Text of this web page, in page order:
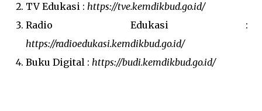
TV Edukasi : https://tve.kemdikbud.go.id/
Radio Edukasi :
https://radioedukasi.kemdikbud.go.id/
Buku Digital : https://budi.kemdikbud.go.id/